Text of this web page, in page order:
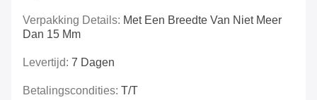
Verpakking Details: Met Een Breedte Van Niet Meer
Dan 15 Mm
Levertijd: 7 Dagen
Betalingscondities: T/T